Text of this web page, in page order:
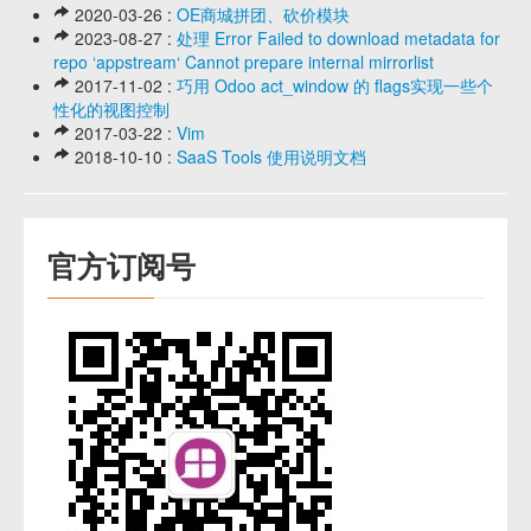
2020-03-26 : OE商城拼团、砍价模块
2023-08-27 : 处理 Error Failed to download metadata for
repo ‘appstream‘ Cannot prepare internal mirrorlist
2017-11-02 : 巧用 Odoo act_window 的 flags实现一些个
性化的视图控制
2017-03-22 : Vim
2018-10-10 : SaaS Tools 使用说明文档
官方订阅号